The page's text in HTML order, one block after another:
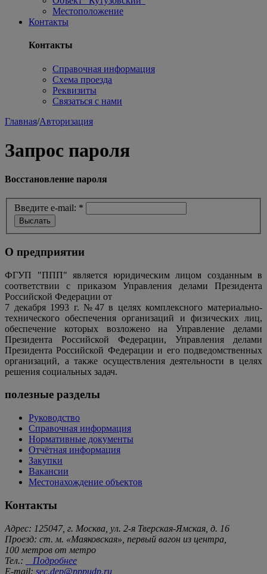
Местоположение
Контакты
Контакты
Справочная информация
Схема проезда
Реквизиты
Связаться с нами
Главная/Авторизация
Запрос пароля
Восстановление пароля
Введите e-mail: *
О предприятии
ФГУП "ППП" является юридическим лицом созданным в
соответствии с приказом Управления делами Президента
Российской Федерации от
7 декабря 1993 г. №47 в целях комплексного материально-
технического обеспечения организаций и физических лиц,
обеспечение которых возложено на Управление делами
Президента Российской Федерации, Управления делами
Президента Российской Федерации и его подведомственных
организаций, а также осуществления деятельности в целях
решения социальных задач.
полезные разделы
Руководство
Справочная информация
Нормативные документы
Отчётная информация
Закупки
Вакансии
Местонахождение объектов
Контакты
Адрес: 125047, г. Москва, ул. 2-я Тверская-Ямская, д. 16
Проезд: ст. м. «Маяковская», первый вагон из центра,
100 метров от метро
Тел.:
Подробнее
E-mail: sec.dep@pppudp.ru